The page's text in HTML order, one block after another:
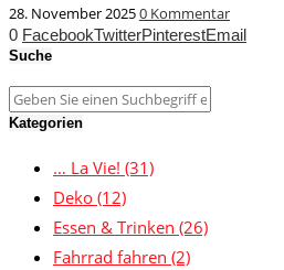
28. November 20250 Kommentar
0 FacebookTwitterPinterestEmail
Suche
Kategorien
… La Vie! (31)
Deko (12)
Essen & Trinken (26)
Fahrrad fahren (2)